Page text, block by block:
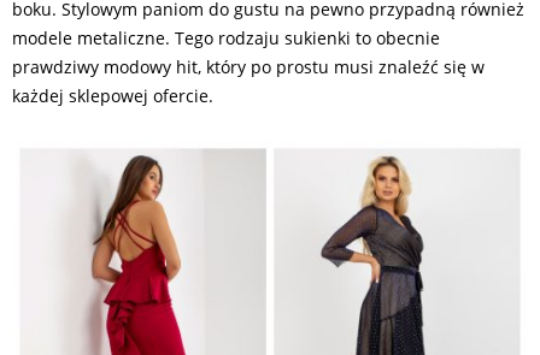
boku. Stylowym paniom do gustu na pewno przypadną również
modele metaliczne. Tego rodzaju sukienki to obecnie
prawdziwy modowy hit, który po prostu musi znaleźć się w
każdej sklepowej ofercie.